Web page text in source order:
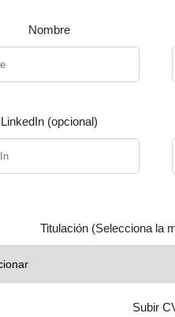
Nombre
LinkedIn (opcional)
Titulación (Selecciona la
Subir